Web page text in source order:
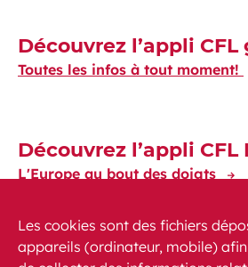
Découvrez l’appli CFL
Toutes les infos à tout moment!
Découvrez l’appli
L'Europe au bout des doigts
Les cookies sont des fichiers
appareils (ordinateur, mobile)